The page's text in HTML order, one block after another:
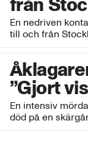
från
En nedriven
till och från
”Gjort
En intensiv
död på en